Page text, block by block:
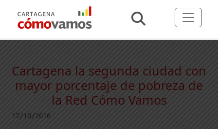
Cartagena la segunda ciudad con
mayor porcentaje de pobreza de
la Red Cómo Vamos
17/10/2016